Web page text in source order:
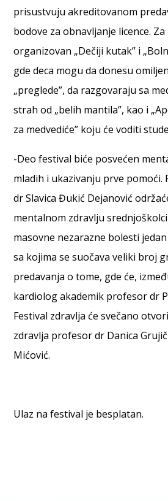
prisustvuju akreditovanom
bodove za obnavljanje licence.
organizovan „Dečiji kutak” i
gde deca mogu da donesu
„preglede”, da razgovaraju sa
strah od „belih mantila”, kao i
za medvediće” koju će voditi
-Deo festival biće posvećen
mladih i ukazivanju prve
dr Slavica Đukić Dejanović
mentalnom zdravlju
masovne nezarazne bolesti
sa kojima se suočava veliki broj
predavanja o tome, gde će,
kardiolog akademik profesor dr
Festival zdravlja će svečano
zdravlja profesor dr Danica
Mićović.
Ulaz na festival je besplatan.